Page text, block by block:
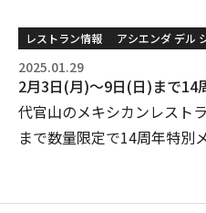
レストラン情報 アシエンダ デル
2025.01.29
2月3日(月)〜9日(日)まで14
代官山のメキシカンレスト
まで数量限定で14周年特